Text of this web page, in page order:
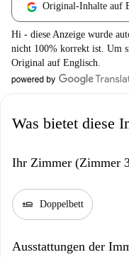
Original-Inhalte auf
Hi - diese Anzeige wurde
nicht 100% korrekt ist. Um
Original auf Englisch.
Was bietet diese
Ihr Zimmer (Zimmer
airline_seat_flat Doppelbett
Ausstattungen der